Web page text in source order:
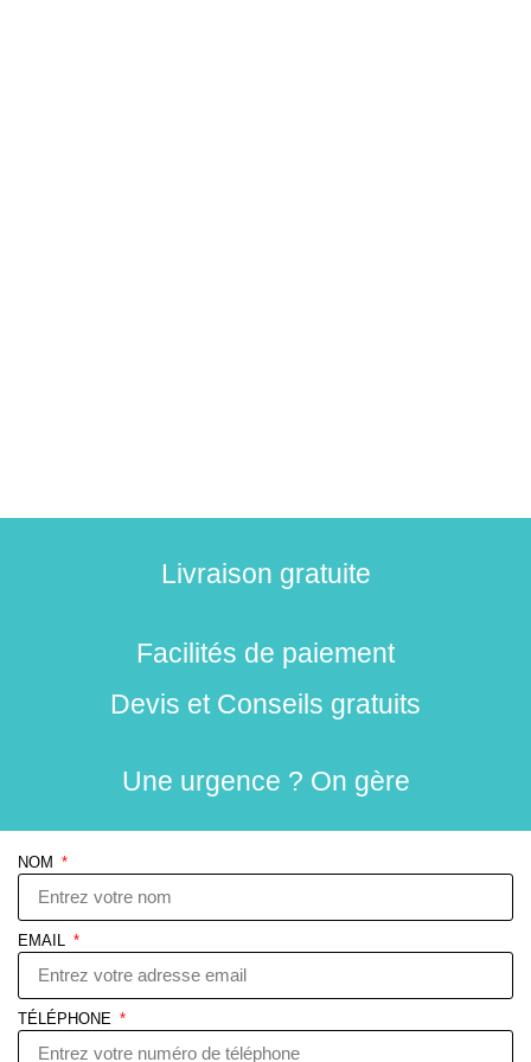
Livraison gratuite
Facilités de paiement
Devis et Conseils gratuits
Une urgence ? On gère
NOM
EMAIL
TÉLÉPHONE